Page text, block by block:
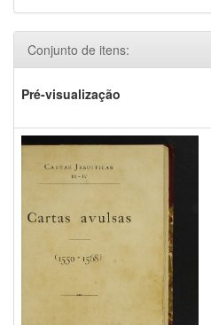
Conjunto de itens:
Pré-visualização